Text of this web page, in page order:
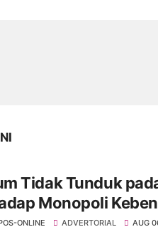
Tidak Tunduk
Monopoli
ONLINE ADVERTORIAL AUG